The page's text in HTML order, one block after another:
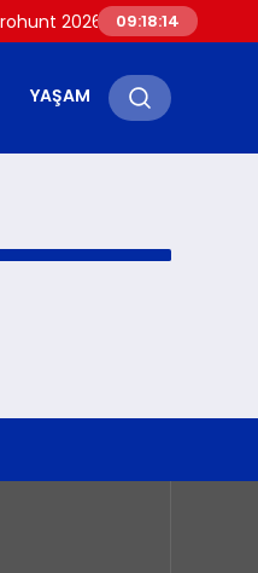
2026’da yeni nesil
09:18:14
YAŞAM